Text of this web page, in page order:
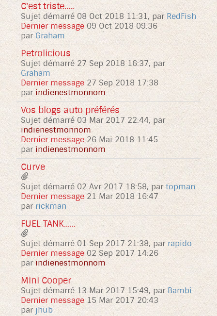
C'est triste.....
Sujet démarré 08 Oct 2018 11:31, par RedFish
Dernier message 09 Oct 2018 09:36
parGraham
Petrolicious
Sujet démarré 27 Sep 2018 16:37, par
Graham
Dernier message27 Sep 2018 17:38
parindienestmonnom
Vos blogs auto préférés
Sujet démarré 03 Mar 2017 22:44, par
indienestmonnom
Dernier message26 Mai 2018 11:45
parindienestmonnom
Curve
Sujet démarré 02 Avr 2017 18:58, partopman
Dernier message 21 Mar 2018 16:47
parrickman
FUEL TANK......
Sujet démarré 01 Sep 2017 21:38, par rapido
Dernier message 02 Sep 2017 14:26
parindienestmonnom
Mini Cooper
Sujet démarré 13 Mar 2017 15:49, parBambi
Dernier message 15 Mar 2017 20:43
par jhub